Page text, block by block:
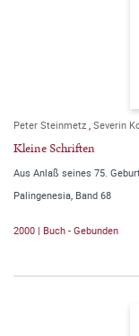
Peter Steinmetz , Severin
Kleine Schriften
Aus Anlaß seines 75.
Palingenesia, Band 68
2000 | Buch - Gebunden